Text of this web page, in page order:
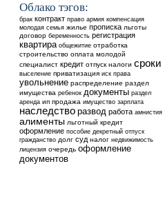
Облако тэгов:
брак контракт право армия компенсация
молодая семья жилье прописка льготы
договор беременность регистрация
квартира общежитие отработка
строительство оплата молодой
специалист кредит отпуск налоги сроки
выселение приватизация иск права
увольнение распределение раздел
имущества ребенок документы раздел
аренда ип продажа имущество зарплата
наследство развод работа амнистия
алименты льготный кредит
оформление пособие декретный отпуск
гражданство долг суд налог недвижимость
лицензия очередь оформление
документов